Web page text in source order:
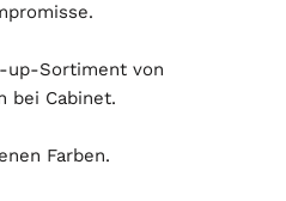
up-Sortiment von
bei Cabinet.
Farben.